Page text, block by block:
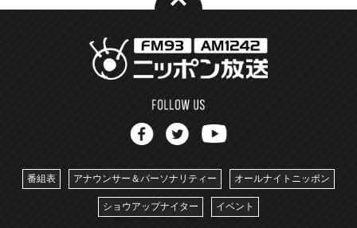
番組表 アナウンサー＆パーソナリティー オールナイトニッポン
ショウアップナイター イベント